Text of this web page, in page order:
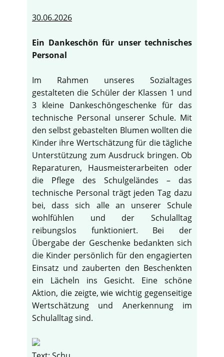
30.06.2026
Ein Dankeschön für unser technisches
Personal
Im Rahmen unseres Sozialtages
gestalteten die Schüler der Klassen 1 und
3 kleine Dankeschöngeschenke für das
technische Personal unserer Schule. Mit
den selbst gebastelten Blumen wollten die
Kinder ihre Wertschätzung für die tägliche
Unterstützung zum Ausdruck bringen. Ob
Reparaturen, Hausmeisterarbeiten oder
die Pflege des Schulgeländes – das
technische Personal trägt jeden Tag dazu
bei, dass sich alle an unserer Schule
wohlfühlen und der Schulalltag
reibungslos funktioniert. Bei der
Übergabe der Geschenke bedankten sich
die Kinder persönlich für den engagierten
Einsatz und zauberten den Beschenkten
ein Lächeln ins Gesicht. Eine schöne
Aktion, die zeigte, wie wichtig gegenseitige
Wertschätzung und Anerkennung im
Schulalltag sind.